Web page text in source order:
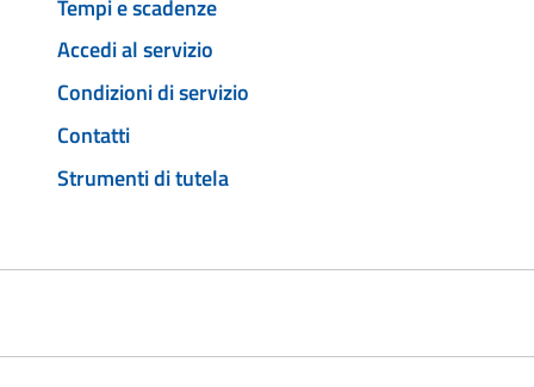
Tempi e scadenze
Accedi al servizio
Condizioni di servizio
Contatti
Strumenti di tutela